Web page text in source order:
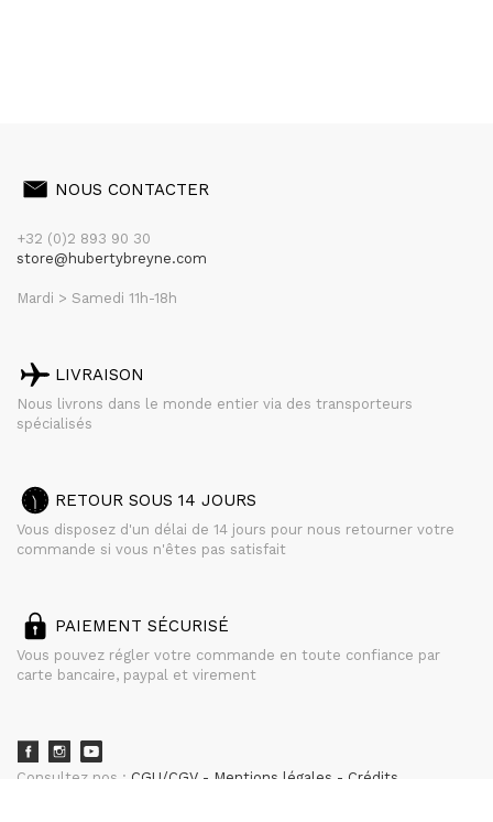
NOUS CONTACTER
+32 (0)2 893 90 30
store@hubertybreyne.com
Mardi > Samedi 11h-18h
LIVRAISON
Nous livrons dans le monde entier via des transporteurs
spécialisés
RETOUR SOUS 14 JOURS
Vous disposez d'un délai de 14 jours pour nous retourner votre
commande si vous n'êtes pas satisfait
PAIEMENT SÉCURISÉ
Vous pouvez régler votre commande en toute confiance par
carte bancaire, paypal et virement
Consultez nos : CGU/CGV Mentions légales
Crédits